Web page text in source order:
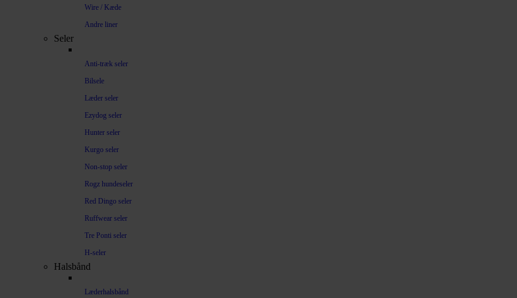
Wire / Kæde
Andre liner
Seler
Anti-træk seler
Bilsele
Læder seler
Ezydog seler
Hunter seler
Kurgo seler
Non-stop seler
Rogz hundeseler
Red Dingo seler
Ruffwear seler
Tre Ponti seler
H-seler
Halsbånd
Læderhalsbånd